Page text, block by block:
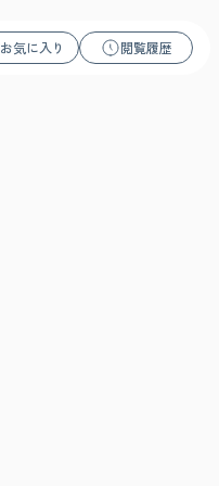
お気に入り 閲覧履歴